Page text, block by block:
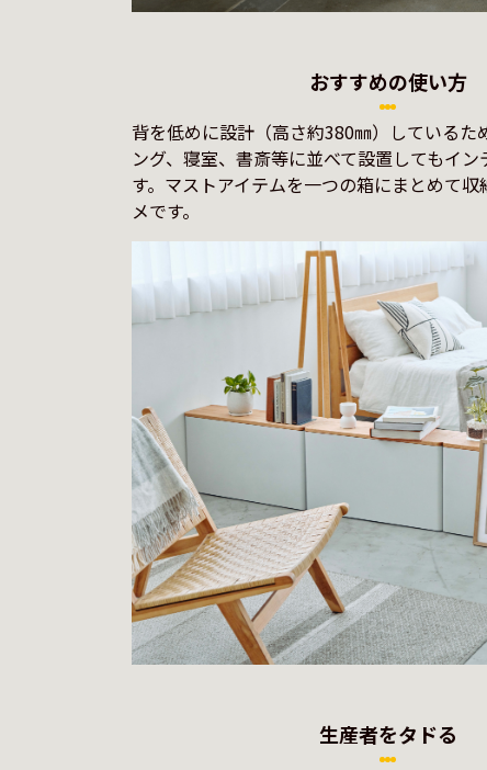
おすすめの使い方
背を低めに設計（高さ約380㎜）しているた
ング、寝室、書斎等に並べて設置してもイン
す。マストアイテムを一つの箱にまとめて
メです。
生産者をタドる